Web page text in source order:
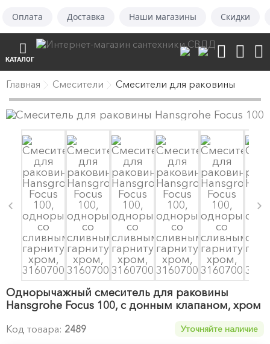
Оплата Доставка Наши магазины Скидки
КАТАЛОГ
Главная Смесители Смесители для раковины
Однорычажный смеситель для раковины
Hansgrohe Focus 100, с донным клапаном, хром
Код товара: 2489 Уточняйте наличие